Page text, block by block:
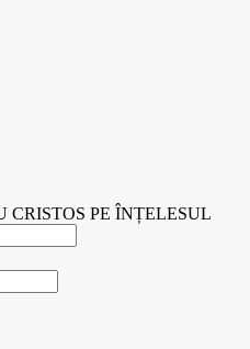
CRISTOS PE ÎNȚELESUL